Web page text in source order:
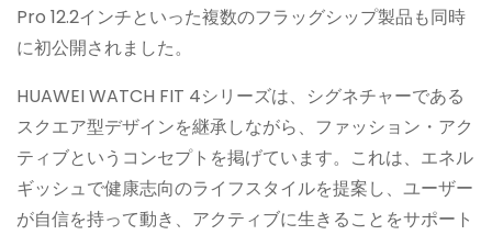
Pro 12.2インチといった複数のフラッグシップ製品も同時
に初公開されました。
HUAWEI WATCH FIT 4シリーズは、シグネチャーである
スクエア型デザインを継承しながら、ファッション・アク
ティブというコンセプトを掲げています。これは、エネル
ギッシュで健康志向のライフスタイルを提案し、ユーザー
が自信を持って動き、アクティブに生きることをサポート